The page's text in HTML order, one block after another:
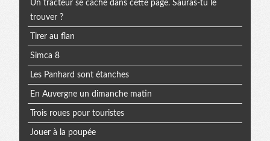
Un tracteur se cache dans cette page. Sauras-tu le
trouver ?
Tirer au flan
Simca 8
Les Panhard sont étanches
En Auvergne un dimanche matin
Trois roues pour touristes
Jouer à la poupée